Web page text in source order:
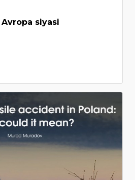
siyasi